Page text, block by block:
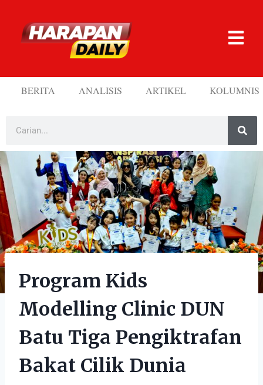
BERITA ANALISIS ARTIKEL KOLUMNIS
Program Kids
Modelling Clinic DUN
Batu Tiga Pengiktrafan
Bakat Cilik Dunia